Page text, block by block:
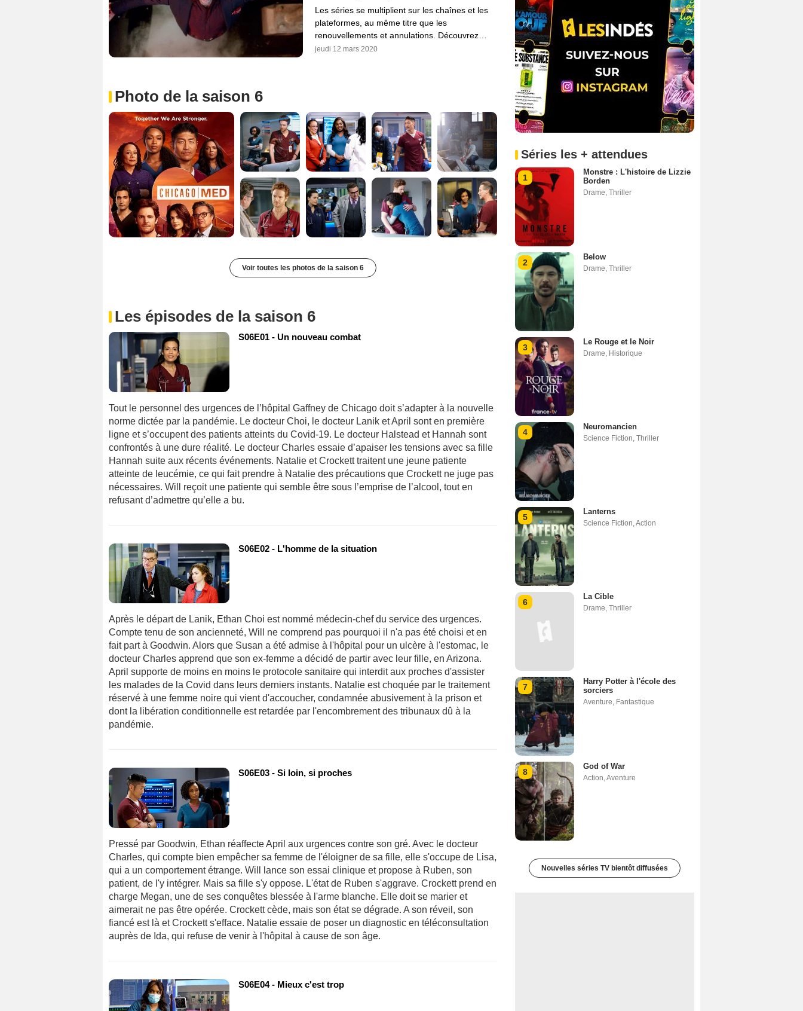
Les séries se multiplient sur les chaînes et les
plateformes, au même titre que les
renouvellements et annulations. Découvrez…
jeudi 12 mars 2020
Photo de la saison 6
Voir toutes les photos de la saison 6
Les épisodes de la saison 6
S06E01 - Un nouveau combat
Tout le personnel des urgences de l’hôpital Gaffney de Chicago doit s’adapter à la nouvelle
norme dictée par la pandémie. Le docteur Choi, le docteur Lanik et April sont en première
ligne et s’occupent des patients atteints du Covid-19. Le docteur Halstead et Hannah sont
confrontés à une dure réalité. Le docteur Charles essaie d’apaiser les tensions avec sa fille
Hannah suite aux récents événements. Natalie et Crockett traitent une jeune patiente
atteinte de leucémie, ce qui fait prendre à Natalie des précautions que Crockett ne juge pas
nécessaires. Will reçoit une patiente qui semble être sous l’emprise de l’alcool, tout en
refusant d’admettre qu’elle a bu.
S06E02 - L'homme de la situation
Après le départ de Lanik, Ethan Choi est nommé médecin-chef du service des urgences.
Compte tenu de son ancienneté, Will ne comprend pas pourquoi il n'a pas été choisi et en
fait part à Goodwin. Alors que Susan a été admise à l'hôpital pour un ulcère à l'estomac, le
docteur Charles apprend que son ex-femme a décidé de partir avec leur fille, en Arizona.
April supporte de moins en moins le protocole sanitaire qui interdit aux proches d'assister
les malades de la Covid dans leurs derniers instants. Natalie est choquée par le traitement
réservé à une femme noire qui vient d'accoucher, condamnée abusivement à la prison et
dont la libération conditionnelle est retardée par l'encombrement des tribunaux dû à la
pandémie.
S06E03 - Si loin, si proches
Pressé par Goodwin, Ethan réaffecte April aux urgences contre son gré. Avec le docteur
Charles, qui compte bien empêcher sa femme de l'éloigner de sa fille, elle s'occupe de Lisa,
qui a un comportement étrange. Will lance son essai clinique et propose à Ruben, son
patient, de l'y intégrer. Mais sa fille s'y oppose. L'état de Ruben s'aggrave. Crockett prend en
charge Megan, une de ses conquêtes blessée à l'arme blanche. Elle doit se marier et
aimerait ne pas être opérée. Crockett cède, mais son état se dégrade. A son réveil, son
fiancé est là et Crockett s'efface. Natalie essaie de poser un diagnostic en téléconsultation
auprès de Ida, qui refuse de venir à l'hôpital à cause de son âge.
S06E04 - Mieux c'est trop
Séries les + attendues
1
Monstre : L'histoire de Lizzie
Borden
Drame Thriller
2
Below
Drame Thriller
3
Le Rouge et le Noir
Drame Historique
4
Neuromancien
Science Fiction Thriller
5
Lanterns
Science Fiction Action
6
La Cible
Drame Thriller
7
Harry Potter à l'école des
sorciers
Aventure Fantastique
8
God of War
Action Aventure
Nouvelles séries TV bientôt diffusées